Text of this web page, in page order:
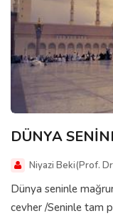
DÜNYA
Niyazi Beki(Prof.
Dünya seninle
cevher /Seninle tam